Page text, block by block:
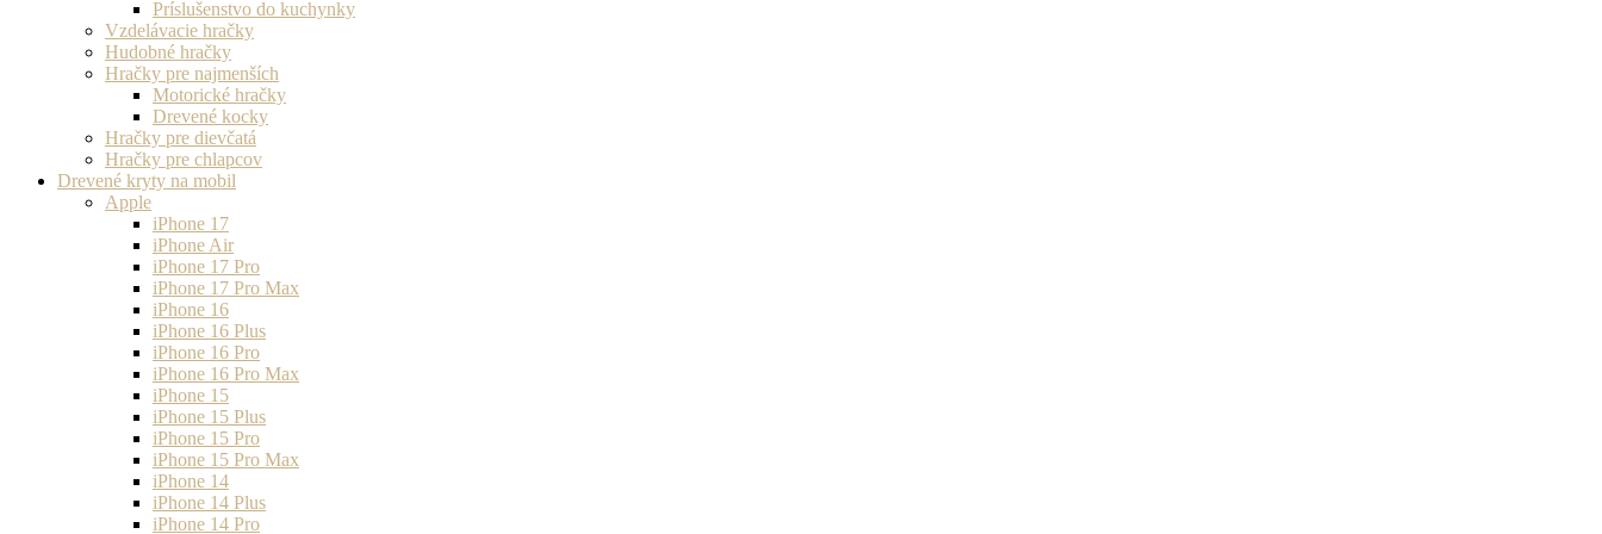
Príslušenstvo do kuchynky
Vzdelávacie hračky
Hudobné hračky
Hračky pre najmenších
Motorické hračky
Drevené kocky
Hračky pre dievčatá
Hračky pre chlapcov
Drevené kryty na mobil
Apple
iPhone 17
iPhone Air
iPhone 17 Pro
iPhone 17 Pro Max
iPhone 16
iPhone 16 Plus
iPhone 16 Pro
iPhone 16 Pro Max
iPhone 15
iPhone 15 Plus
iPhone 15 Pro
iPhone 15 Pro Max
iPhone 14
iPhone 14 Plus
iPhone 14 Pro